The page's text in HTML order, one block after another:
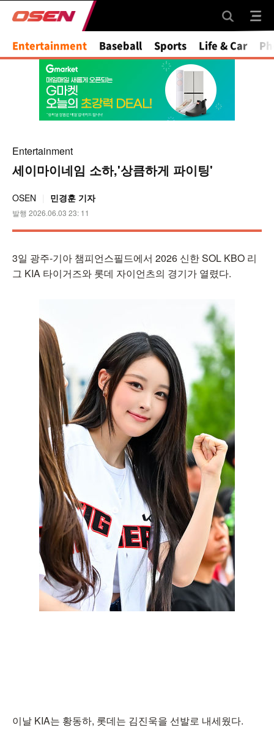
Mute
Entertainment Baseball Sports Life & Car
Entertainment
세이마이네임 소하,'상큼하게 파이팅'
OSEN 민경훈 기자
발행 2026.06.03 23: 11
3일 광주-기아 챔피언스필드에서 2026 신한 SOL KBO 리
그 KIA 타이거즈와 롯데 자이언츠의 경기가 열렸다.
이날 KIA는 황동하, 롯데는 김진욱을 선발로 내세웠다.